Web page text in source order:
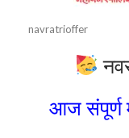
navratrioffer
आज संपूर्ण